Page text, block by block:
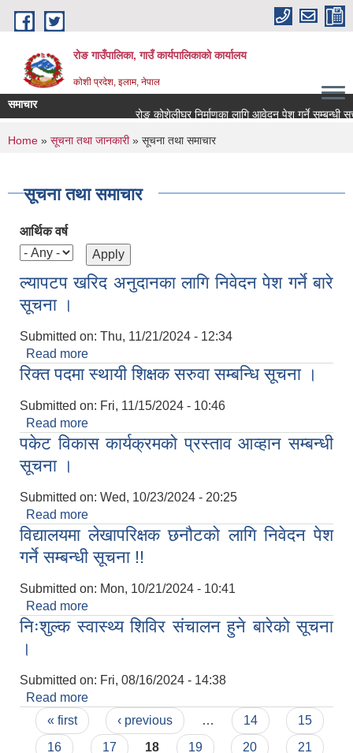
Skip to main content
रोङ गाउँपालिका, गाउँ कार्यपालिकाको कार्यालय
कोशी प्रदेश, इलाम, नेपाल
समाचार
रोङ कोशेलीघर निर्माणका लागि आवेदन पेश गर्ने सम्बन्धी
You are here
Home » सूचना तथा जानकारी» सूचना तथा समाचार
सूचना तथा समाचार
आर्थिक वर्ष
ल्यापटप खरिद अनुदानका लागि निवेदन पेश गर्ने बारे
सूचना ।
Submitted on: Thu, 11/21/2024 - 12:34
Read more
सूचना ।
रिक्त पदमा स्थायी शिक्षक सरुवा सम्बन्धि सूचना ।
Submitted on: Fri, 11/15/2024 - 10:46
Read more
पकेट विकास कार्यक्रमको प्रस्ताव आव्हान सम्बन्धी
सूचना ।
Submitted on: Wed, 10/23/2024 - 20:25
Read more
सूचना ।
विद्यालयमा लेखापरिक्षक छनौटको लागि निवेदन पेश
गर्ने सम्बन्धी सूचना !!
Submitted on: Mon, 10/21/2024 - 10:41
Read more
गर्ने सम्बन्धी सूचना !!
निःशुल्क स्वास्थ्य शिविर संचालन हुने बारेको सूचना
।
Submitted on: Fri, 08/16/2024 - 14:38
Read more
।
Pages
« first ‹ previous … 14
15
16
17 18 19 20
21